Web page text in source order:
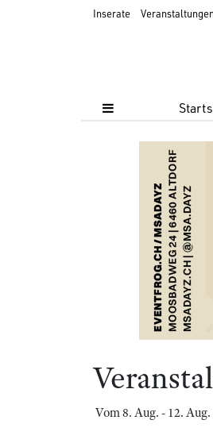
Inserate
Vom 8. Aug. - 12. Aug.